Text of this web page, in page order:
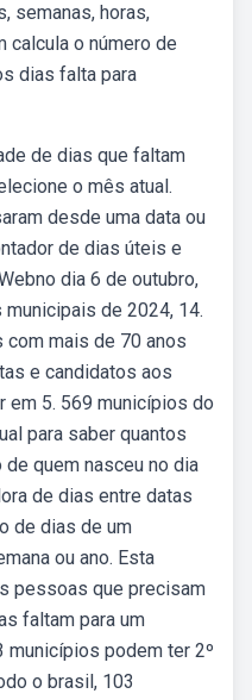
semanas, horas,
calcula o número de
dias falta para
de dias que faltam
o mês atual.
desde uma data ou
de dias úteis e
dia 6 de outubro,
de 2024, 14.
mais de 70 anos
e candidatos aos
em 5. 569 municípios do
para saber quantos
quem nasceu no dia
de dias entre datas
de dias de um
ou ano. Esta
pessoas que precisam
faltam para um
municípios podem ter 2º
o brasil, 103